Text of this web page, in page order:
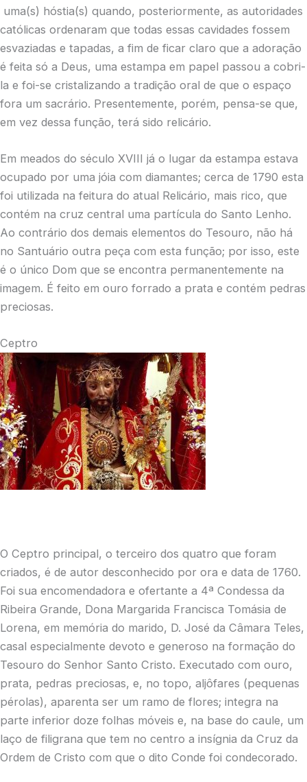
uma(s) hóstia(s) quando, posteriormente, as autoridades
católicas ordenaram que todas essas cavidades fossem
esvaziadas e tapadas, a fim de ficar claro que a adoração
é feita só a Deus, uma estampa em papel passou a cobri-
la e foi-se cristalizando a tradição oral de que o espaço
fora um sacrário. Presentemente, porém, pensa-se que,
em vez dessa função, terá sido relicário.
Em meados do século XVIII já o lugar da estampa estava
ocupado por uma jóia com diamantes; cerca de 1790 esta
foi utilizada na feitura do atual Relicário, mais rico, que
contém na cruz central uma partícula do Santo Lenho.
Ao contrário dos demais elementos do Tesouro, não há
no Santuário outra peça com esta função; por isso, este
é o único Dom que se encontra permanentemente na
imagem. É feito em ouro forrado a prata e contém pedras
preciosas.
Ceptro
O Ceptro principal, o terceiro dos quatro que foram
criados, é de autor desconhecido por ora e data de 1760.
Foi sua encomendadora e ofertante a 4ª Condessa da
Ribeira Grande, Dona Margarida Francisca Tomásia de
Lorena, em memória do marido, D. José da Câmara Teles,
casal especialmente devoto e generoso na formação do
Tesouro do Senhor Santo Cristo. Executado com ouro,
prata, pedras preciosas, e, no topo, aljôfares (pequenas
pérolas), aparenta ser um ramo de flores; integra na
parte inferior doze folhas móveis e, na base do caule, um
laço de filigrana que tem no centro a insígnia da Cruz da
Ordem de Cristo com que o dito Conde foi condecorado.